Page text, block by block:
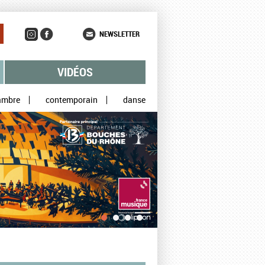
NEWSLETTER
VIDÉOS
contemporain danse